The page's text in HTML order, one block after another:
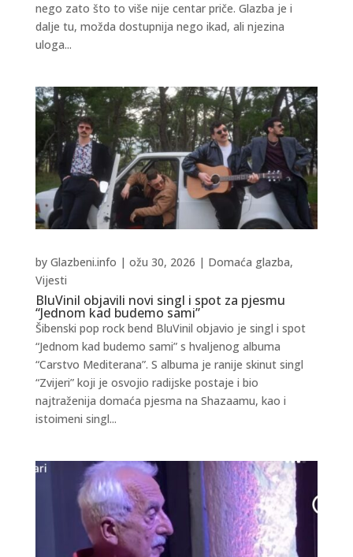
nego zato što to više nije centar priče. Glazba je i
dalje tu, možda dostupnija nego ikad, ali njezina
uloga...
BluVinil objavili novi singl i spot za pjesmu
“Jednom kad budemo sami”
by Glazbeni.info | ožu 30, 2026 | Domaća glazba,
Vijesti
Šibenski pop rock bend BluVinil objavio je singl i spot
“Jednom kad budemo sami” s hvaljenog albuma
“Carstvo Mediterana”. S albuma je ranije skinut singl
“Zvijeri” koji je osvojio radijske postaje i bio
najtraženija domaća pjesma na Shazaamu, kao i
istoimeni singl...